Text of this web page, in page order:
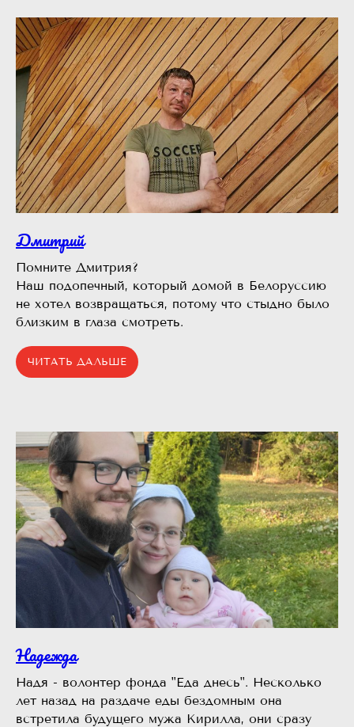
Дмитрий
Помните Дмитрия?⠀
Наш подопечный, который домой в Белоруссию
не хотел возвращаться, потому что стыдно было
близким в глаза смотреть.
ЧИТАТЬ ДАЛЬШЕ
Надежда
Надя - волонтер фонда "Еда днесь". Несколько
лет назад на раздаче еды бездомным она
встретила будущего мужа Кирилла, они сразу